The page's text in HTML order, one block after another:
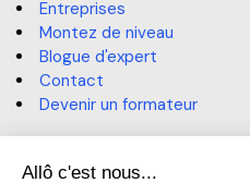
Entreprises
Montez de niveau
Blogue d'expert
Contact
Devenir un formateur
Contact